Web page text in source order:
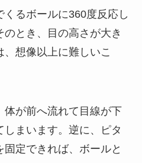
るボールに360度反応し
とき、目の高さが大き
、想像以上に難しいこ
体が前へ流れて目線が下
まいます。逆に、ピタ
定できれば、ボールと